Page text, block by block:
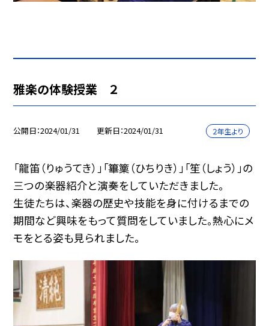
雅楽の体験授業 ２
公開日 2024/01/31 更新日 2024/01/31 ２年生より
「龍笛（りゅうてき）」「篳篥（ひちりき）」「笙（しょう）」の
三つの楽器紹介と演奏をしていただきました。
生徒たちは、楽器の歴史や技能を身に付けるまでの
期間など興味をもって質問をしていました。熱心にメ
モをとる姿も見られました。